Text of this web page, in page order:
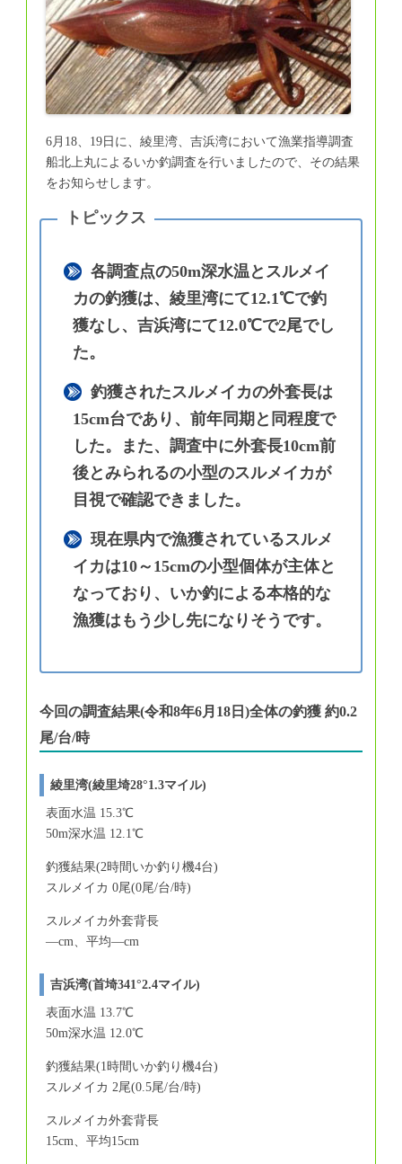
6月18、19日に、綾里湾、吉浜湾において漁業指導調査
船北上丸によるいか釣調査を行いましたので、その結果
をお知らせします。
各調査点の50m深水温とスルメイ
カの釣獲は、綾里湾にて12.1℃で釣
獲なし、吉浜湾にて12.0℃で2尾でし
た。
釣獲されたスルメイカの外套長は
15cm台であり、前年同期と同程度で
した。また、調査中に外套長10cm前
後とみられるの小型のスルメイカが
目視で確認できました。
現在県内で漁獲されているスルメ
イカは10～15cmの小型個体が主体と
なっており、いか釣による本格的な
漁獲はもう少し先になりそうです。
今回の調査結果(令和8年6月18日)全体の釣獲 約0.2
尾/台/時
綾里湾(綾里埼28°1.3マイル)
表面水温 15.3℃
50m深水温 12.1℃
釣獲結果(2時間いか釣り機4台)
スルメイカ 0尾(0尾/台/時)
スルメイカ外套背長
―cm、平均―cm
吉浜湾(首埼341°2.4マイル)
表面水温 13.7℃
50m深水温 12.0℃
釣獲結果(1時間いか釣り機4台)
スルメイカ 2尾(0.5尾/台/時)
スルメイカ外套背長
15cm、平均15cm